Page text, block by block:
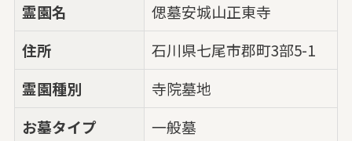
霊園名
偲墓安城山正東寺
住所
石川県七尾市郡町3部5-1
霊園種別
寺院墓地
お墓タイプ
一般墓